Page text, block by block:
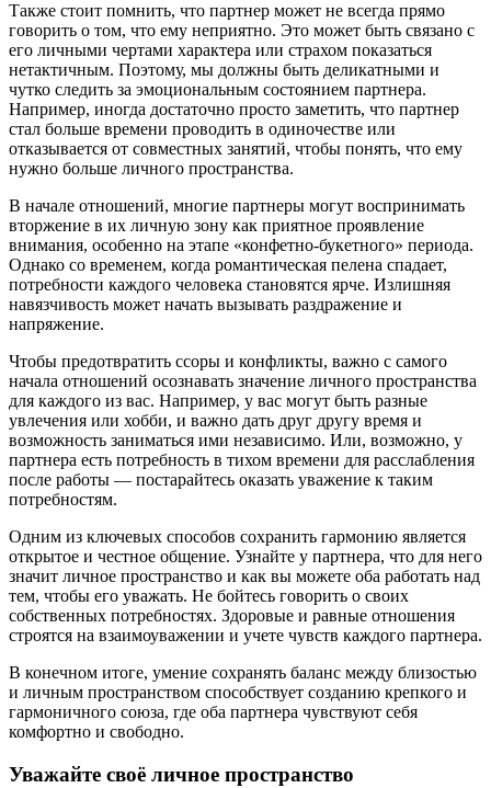
Также стоит помнить, что партнер может не всегда прямо
говорить о том, что ему неприятно. Это может быть связано с
его личными чертами характера или страхом показаться
нетактичным. Поэтому, мы должны быть деликатными и
чутко следить за эмоциональным состоянием партнера.
Например, иногда достаточно просто заметить, что партнер
стал больше времени проводить в одиночестве или
отказывается от совместных занятий, чтобы понять, что ему
нужно больше личного пространства.
В начале отношений, многие партнеры могут воспринимать
вторжение в их личную зону как приятное проявление
внимания, особенно на этапе «конфетно-букетного» периода.
Однако со временем, когда романтическая пелена спадает,
потребности каждого человека становятся ярче. Излишняя
навязчивость может начать вызывать раздражение и
напряжение.
Чтобы предотвратить ссоры и конфликты, важно с самого
начала отношений осознавать значение личного пространства
для каждого из вас. Например, у вас могут быть разные
увлечения или хобби, и важно дать друг другу время и
возможность заниматься ими независимо. Или, возможно, у
партнера есть потребность в тихом времени для расслабления
после работы — постарайтесь оказать уважение к таким
потребностям.
Одним из ключевых способов сохранить гармонию является
открытое и честное общение. Узнайте у партнера, что для него
значит личное пространство и как вы можете оба работать над
тем, чтобы его уважать. Не бойтесь говорить о своих
собственных потребностях. Здоровые и равные отношения
строятся на взаимоуважении и учете чувств каждого партнера.
В конечном итоге, умение сохранять баланс между близостью
и личным пространством способствует созданию крепкого и
гармоничного союза, где оба партнера чувствуют себя
комфортно и свободно.
Уважайте своё личное пространство